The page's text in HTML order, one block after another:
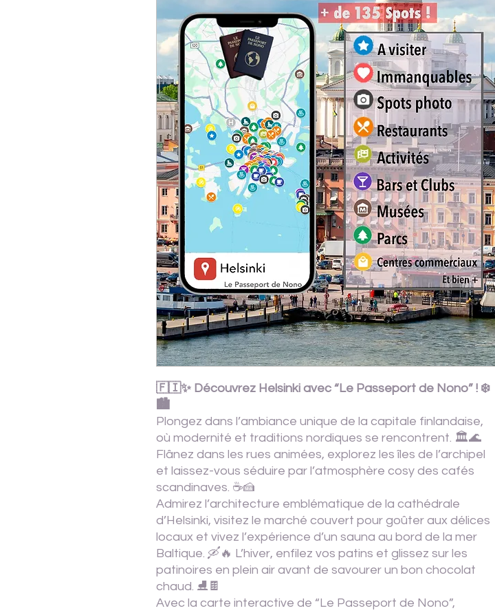
🇫🇮✨ Découvrez Helsinki avec “Le Passeport de Nono” ! ❄️
🏙️
Plongez dans l’ambiance unique de la capitale finlandaise,
où modernité et traditions nordiques se rencontrent. 🏛️🌊
Flânez dans les rues animées, explorez les îles de l’archipel
et laissez-vous séduire par l’atmosphère cosy des cafés
scandinaves. ☕🍰
Admirez l’architecture emblématique de la cathédrale
d’Helsinki, visitez le marché couvert pour goûter aux délices
locaux et vivez l’expérience d’un sauna au bord de la mer
Baltique. 🛶🔥 L’hiver, enfilez vos patins et glissez sur les
patinoires en plein air avant de savourer un bon chocolat
chaud. ⛸️🍫
Avec la carte interactive de “Le Passeport de Nono”,